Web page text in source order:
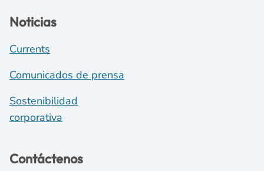
Noticias
Currents
Comunicados de prensa
Sostenibilidad
corporativa
Contáctenos